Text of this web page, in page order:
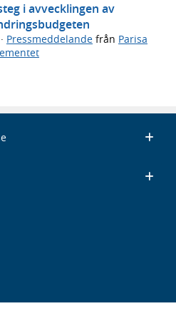
i avvecklingen av
· Pressmeddelande från Parisa